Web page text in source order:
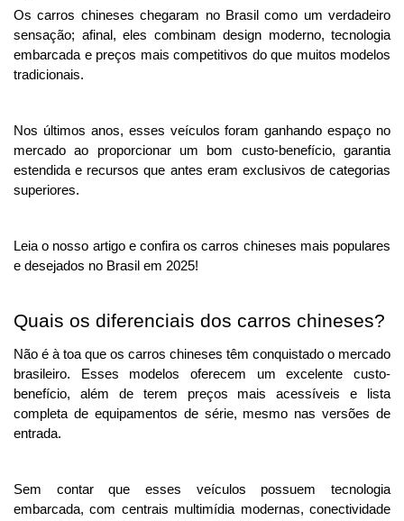
Os carros chineses chegaram no Brasil como um verdadeiro
sensação; afinal, eles combinam design moderno, tecnologia
embarcada e preços mais competitivos do que muitos modelos
tradicionais.
Nos últimos anos, esses veículos foram ganhando espaço no
mercado ao proporcionar um bom custo-benefício, garantia
estendida e recursos que antes eram exclusivos de categorias
superiores.
Leia o nosso artigo e confira os carros chineses mais populares
e desejados no Brasil em 2025!
Quais os diferenciais dos carros chineses?
Não é à toa que os carros chineses têm conquistado o mercado
brasileiro. Esses modelos oferecem um excelente custo-
benefício, além de terem preços mais acessíveis e lista
completa de equipamentos de série, mesmo nas versões de
entrada.
Sem contar que esses veículos possuem tecnologia
embarcada, com centrais multimídia modernas, conectividade